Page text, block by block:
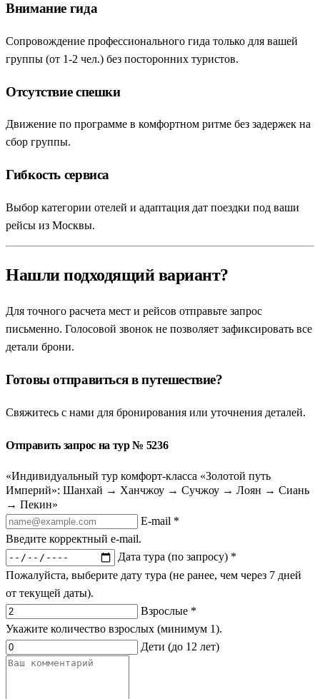
Внимание гида
Сопровождение профессионального гида только для вашей
группы (от 1-2 чел.) без посторонних туристов.
Отсутствие спешки
Движение по программе в комфортном ритме без задержек на
сбор группы.
Гибкость сервиса
Выбор категории отелей и адаптация дат поездки под ваши
рейсы из Москвы.
Нашли подходящий вариант?
Для точного расчета мест и рейсов отправьте запрос
письменно. Голосовой звонок не позволяет зафиксировать все
детали брони.
Готовы отправиться в путешествие?
Свяжитесь с нами для бронирования или уточнения деталей.
Отправить запрос на тур № 5236
«Индивидуальный тур комфорт-класса «Золотой путь
Империй»: Шанхай → Ханчжоу → Сучжоу → Лоян → Сиань
→ Пекин»
E-mail *
Введите корректный e-mail.
Дата тура (по запросу) *
Пожалуйста, выберите дату тура (не ранее, чем через 7 дней
от текущей даты).
Взрослые *
Укажите количество взрослых (минимум 1).
Дети (до 12 лет)